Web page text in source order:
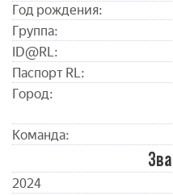
Год рождения:
Группа:
ID@RL:
Паспорт RL:
Город:
Команда:
2024